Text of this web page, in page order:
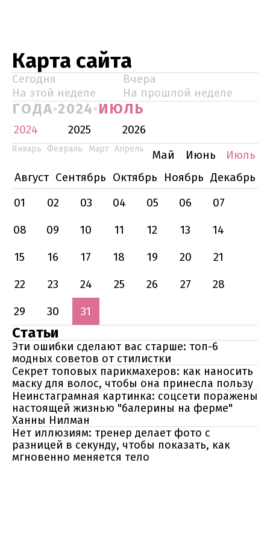
Карта сайта
Сегодня
Вчера
На этой неделе
На прошлой неделе
ГОДА 2024 ИЮЛЬ
2024 2025 2026
Январь Февраль Март Апрель Май Июнь
Июль
Август Сентябрь Октябрь Ноябрь Декабрь
01
02 03 04 05 06
07
08
09 10 11 12 13
14
15
16 17 18 19 20
21
22
23 24 25 26 27
28
29
30 31
Статьи
Эти ошибки сделают вас старше: топ-6
модных советов от стилистки
Секрет топовых парикмахеров: как наносить
маску для волос, чтобы она принесла пользу
Неинстаграмная картинка: соцсети поражены
настоящей жизнью "балерины на ферме"
Ханны Нилман
Нет иллюзиям: тренер делает фото с
разницей в секунду, чтобы показать, как
мгновенно меняется тело